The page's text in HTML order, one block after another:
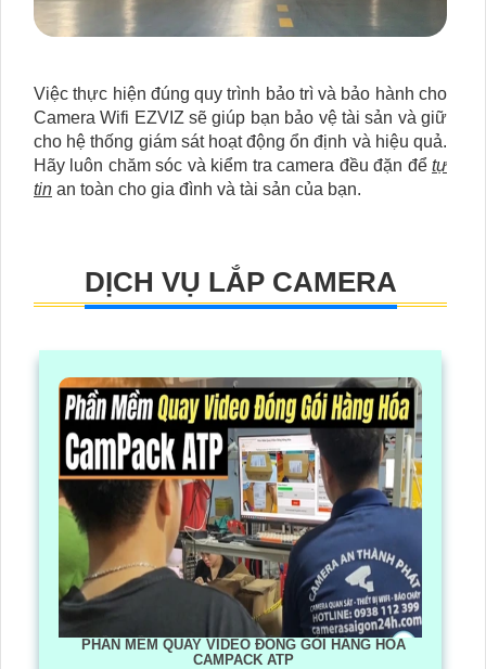
Việc thực hiện đúng quy trình bảo trì và bảo hành cho
Camera Wifi EZVIZ sẽ giúp bạn bảo vệ tài sản và giữ
cho hệ thống giám sát hoạt động ổn định và hiệu quả.
Hãy luôn chăm sóc và kiểm tra camera đều đặn để tự
tin an toàn cho gia đình và tài sản của bạn.
DỊCH VỤ LẮP CAMERA
PHẦN MỀM QUAY VIDEO ĐÓNG GÓI HÀNG HÓA
CAMPACK ATP